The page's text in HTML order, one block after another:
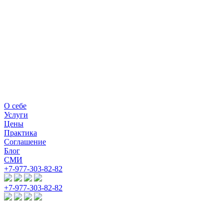
О себе
Услуги
Цены
Практика
Соглашение
Блог
СМИ
+7-977-303-82-82
+7-977-303-82-82